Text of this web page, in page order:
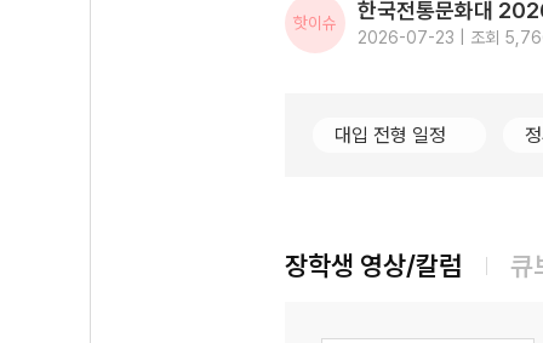
핫이슈
2026-07-23 | 조회
대입 전형 일정
장학생 영상/칼럼 큐